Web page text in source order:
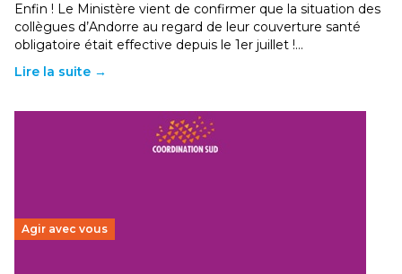
Enfin ! Le Ministère vient de confirmer que la situation des
collègues d’Andorre au regard de leur couverture santé
obligatoire était effective depuis le 1er juillet !…
Lire la suite →
Agir avec vous